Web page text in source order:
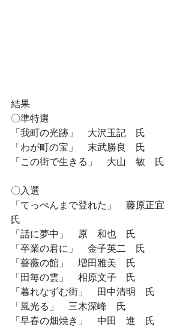
結果
〇準特選
「我町の光跡」　大沢玉記　氏
「わが町の宝」　末武勝良　氏
「この街で生きる」　大山　敏　氏
〇入選
「てっぺんまで登れた」　藤原正宜
氏
「話に夢中」　原　和也　氏
「卒業の君に」　金子英二　氏
「薔薇の館」　増田雅美　氏
「田毎の雲」　相原文子　氏
「暮れなずむ街」　田中清明　氏
「風光る」　三木深峰　氏
「早春の畑焼き」　中田　進　氏